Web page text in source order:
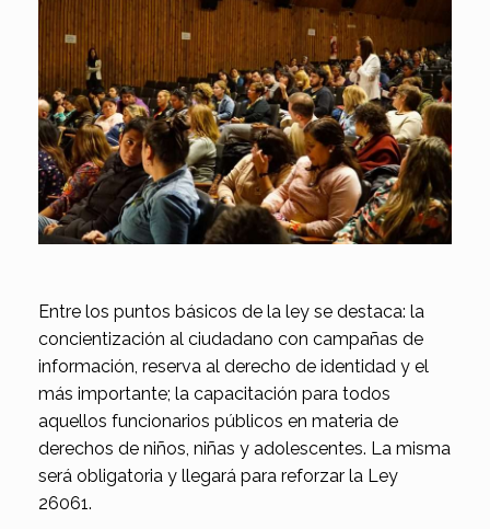
Entre los puntos básicos de la ley se destaca: la
concientización al ciudadano con campañas de
información, reserva al derecho de identidad y el
más importante; la capacitación para todos
aquellos funcionarios públicos en materia de
derechos de niños, niñas y adolescentes. La misma
será obligatoria y llegará para reforzar la Ley
26061.